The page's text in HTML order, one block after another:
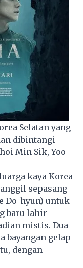
Selatan yang
dibintangi
Min Sik, Yoo
kaya Korea
sepasang
Do-hyun) untuk
baru lahir
mistis. Dua
bayangan gelap
dengan